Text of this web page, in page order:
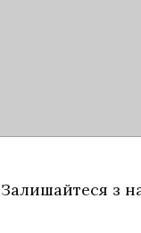
Залишайтеся з